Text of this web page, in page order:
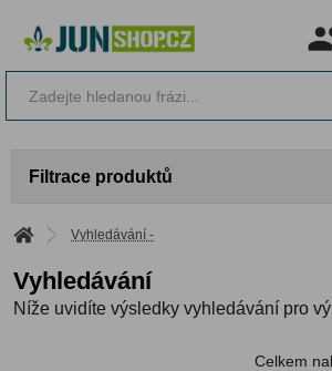
Filtrace produktů
Vyhledávání -
Vyhledávání
Níže uvidíte výsledky vyhledávání pro
Celkem